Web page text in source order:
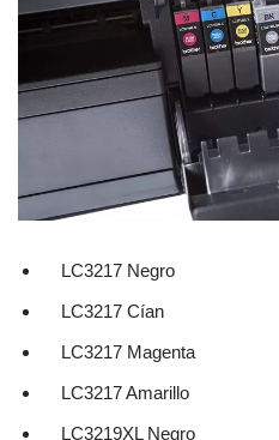
LC3217 Negro
LC3217 Cían
LC3217 Magenta
LC3217 Amarillo
LC3219XL Negro